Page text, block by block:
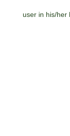
user in his/her